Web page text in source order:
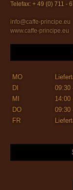
Telefax: + 49 (0) 711 -
info@caffe-principe.eu
www.caffe-principe.eu
MO
DI
09:30
MI
14:00
DO
09:30
FR